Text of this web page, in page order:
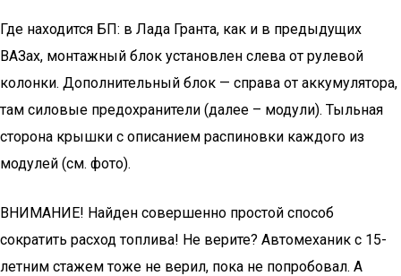
Где находится БП: в Лада Гранта, как и в предыдущих
ВАЗах, монтажный блок установлен слева от рулевой
колонки. Дополнительный блок — справа от аккумулятора,
там силовые предохранители (далее – модули). Тыльная
сторона крышки с описанием распиновки каждого из
модулей (см. фото).
ВНИМАНИЕ! Найден совершенно простой способ
сократить расход топлива! Не верите? Автомеханик с 15-
летним стажем тоже не верил, пока не попробовал. А